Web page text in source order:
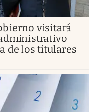
visitará
de los titulares